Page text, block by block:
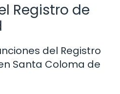
Registro de
del Registro
Santa Coloma de